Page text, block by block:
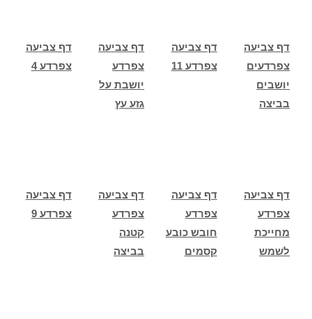
דף צביעה
צפרדע 4
דף צביעה
צפרדע
יושבת על
גזע עץ
דף צביעה
צפרדע 11
דף צביעה
צפרדעים
יושבים
בביצה
דף צביעה
צפרדע 9
דף צביעה
צפרדע
קטנה
בביצה
דף צביעה
צפרדע
חובש כובע
קסמים
דף צביעה
צפרדע
מחייכת
לשמש